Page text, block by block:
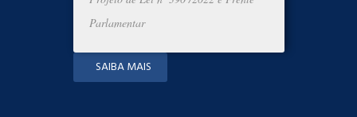
Parlamentar
SAIBA MAIS